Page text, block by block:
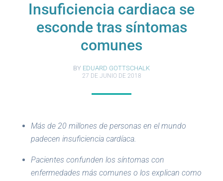
Insuficiencia cardiaca se
esconde tras síntomas
comunes
BY EDUARD GOTTSCHALK
27 DE JUNIO DE 2018
Más de 20 millones de personas en el mundo
padecen insuficiencia cardíaca.
Pacientes confunden los síntomas con
enfermedades más comunes o los explican como